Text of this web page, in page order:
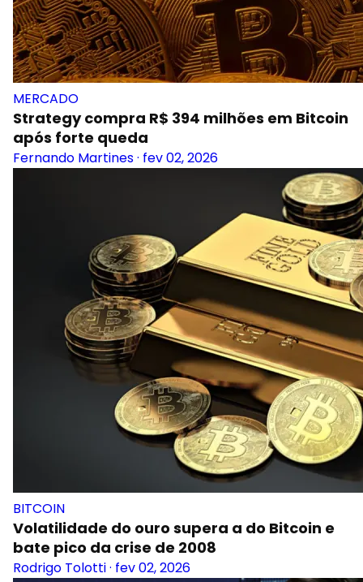
MERCADO
Strategy compra R$ 394 milhões em Bitcoin
após forte queda
Fernando Martines· fev 02, 2026
BITCOIN
Volatilidade do ouro supera a do Bitcoin e
bate pico da crise de 2008
Rodrigo Tolotti· fev 02, 2026